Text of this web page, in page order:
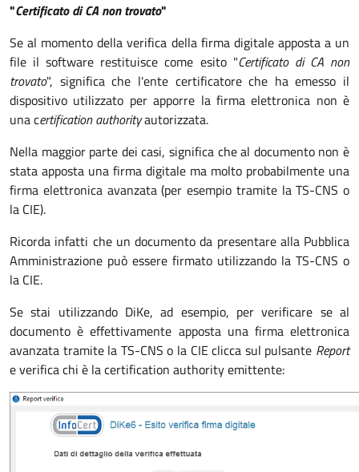
"Certificato di CA non trovato"
Se al momento della verifica della firma digitale apposta a un
file il software restituisce come esito "Certificato di CA non
trovato", significa che l'ente certificatore che ha emesso il
dispositivo utilizzato per apporre la firma elettronica non è
una certification authorityautorizzata.
Nella maggior parte dei casi, significa che al documento non è
stata apposta una firma digitale ma molto probabilmente una
firma elettronica avanzata (per esempio tramite la TS-CNS o
la CIE).
Ricorda infatti che un documento da presentare alla Pubblica
Amministrazione può essere firmato utilizzando la TS-CNS o
la CIE.
Se stai utilizzando DiKe, ad esempio, per verificare se al
documento è effettivamente apposta una firma elettronica
avanzata tramite la TS-CNS o la CIE clicca sul pulsante Report
e verifica chi è la certification authority emittente: